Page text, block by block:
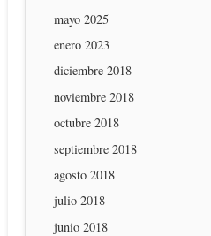
mayo 2025
enero 2023
diciembre 2018
noviembre 2018
octubre 2018
septiembre 2018
agosto 2018
julio 2018
junio 2018